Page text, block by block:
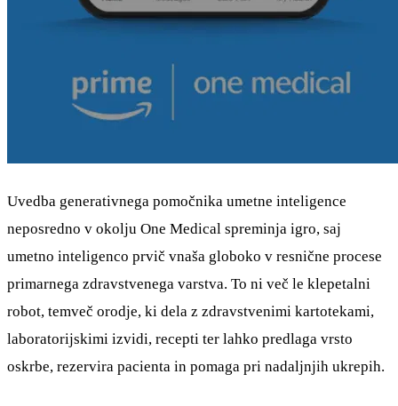
Uvedba generativnega pomočnika umetne inteligence
neposredno v okolju One Medical spreminja igro, saj
umetno inteligenco prvič vnaša globoko v resnične procese
primarnega zdravstvenega varstva. To ni več le klepetalni
robot, temveč orodje, ki dela z zdravstvenimi kartotekami,
laboratorijskimi izvidi, recepti ter lahko predlaga vrsto
oskrbe, rezervira pacienta in pomaga pri nadaljnjih ukrepih.